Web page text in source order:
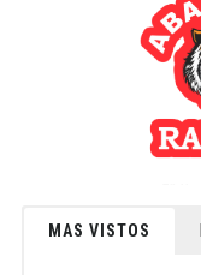
MAS VISTOS